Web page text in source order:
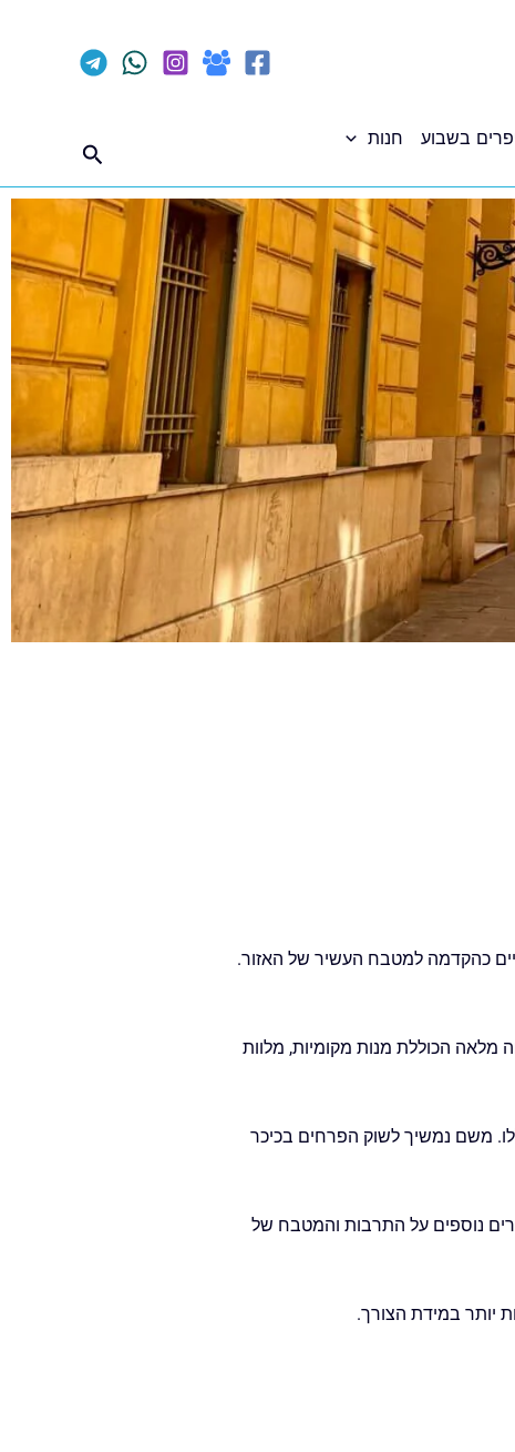
בשבוע
חנות
חיפוש
פרובנסליים מקומיים כהקדמה למטבח העשיר של האזור.
הכוללת מנות מקומיות, מלוות
משם נמשיך לשוק הפרחים בכיכר
נוספים על התרבות והמטבח של